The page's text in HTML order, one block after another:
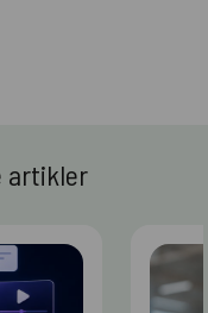
artikler